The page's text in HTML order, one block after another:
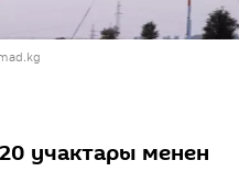
учактары менен